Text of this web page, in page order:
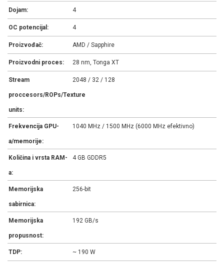
Dojam: 4
OC potencijal: 4
Proizvođač: AMD / Sapphire
Proizvodni proces: 28 nm, Tonga XT
Stream
proccesors/ROPs/Texture
units:
2048 / 32 / 128
Frekvencija GPU-
a/memorije:
1040 MHz / 1500 MHz (6000 MHz efektivno)
Količina i vrsta RAM-
a:
4 GB GDDR5
Memorijska
sabirnica:
256-bit
Memorijska
propusnost:
192 GB/s
TDP: ~ 190 W